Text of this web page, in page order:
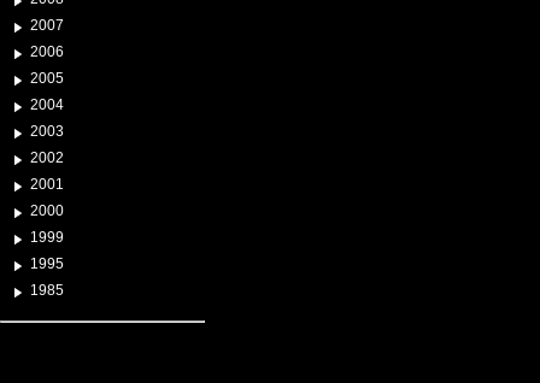
2007
2006
2005
2004
2003
2002
2001
2000
1999
1995
1985